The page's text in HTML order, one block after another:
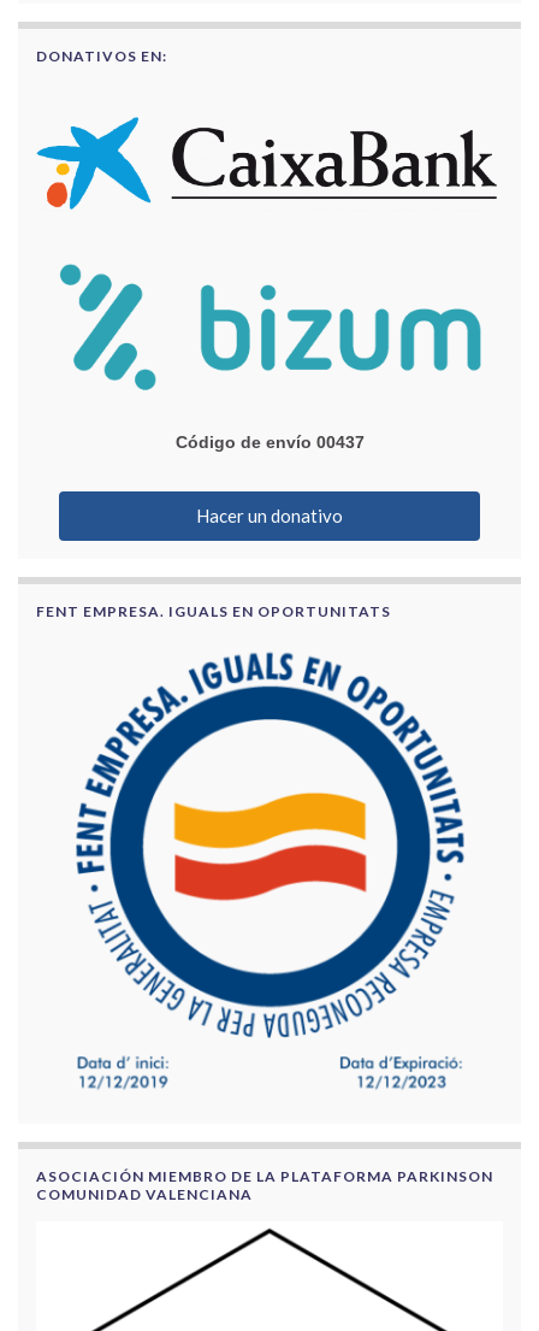
DONATIVOS EN:
Código de envío 00437
Hacer un donativo
FENT EMPRESA. IGUALS EN OPORTUNITATS
ASOCIACIÓN MIEMBRO DE LA PLATAFORMA PARKINSON
COMUNIDAD VALENCIANA